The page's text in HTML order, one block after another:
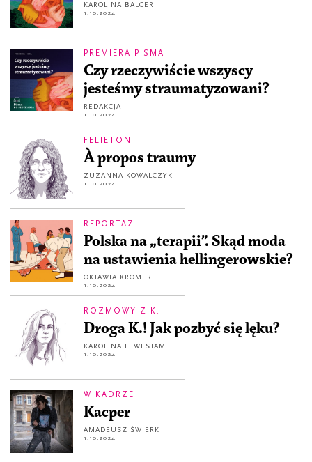
KAROLINA BALCER
1.10.2024
PREMIERA PISMA
Czy rzeczywiście wszyscy
jesteśmy straumatyzowani?
REDAKCJA
1.10.2024
FELIETON
À propos traumy
ZUZANNA KOWALCZYK
1.10.2024
REPORTAŻ
Polska na „terapii”. Skąd moda
na ustawienia hellingerowskie?
OKTAWIA KROMER
1.10.2024
ROZMOWY Z K.
Droga K.! Jak pozbyć się lęku?
KAROLINA LEWESTAM
1.10.2024
W KADRZE
Kacper
AMADEUSZ ŚWIERK
1.10.2024